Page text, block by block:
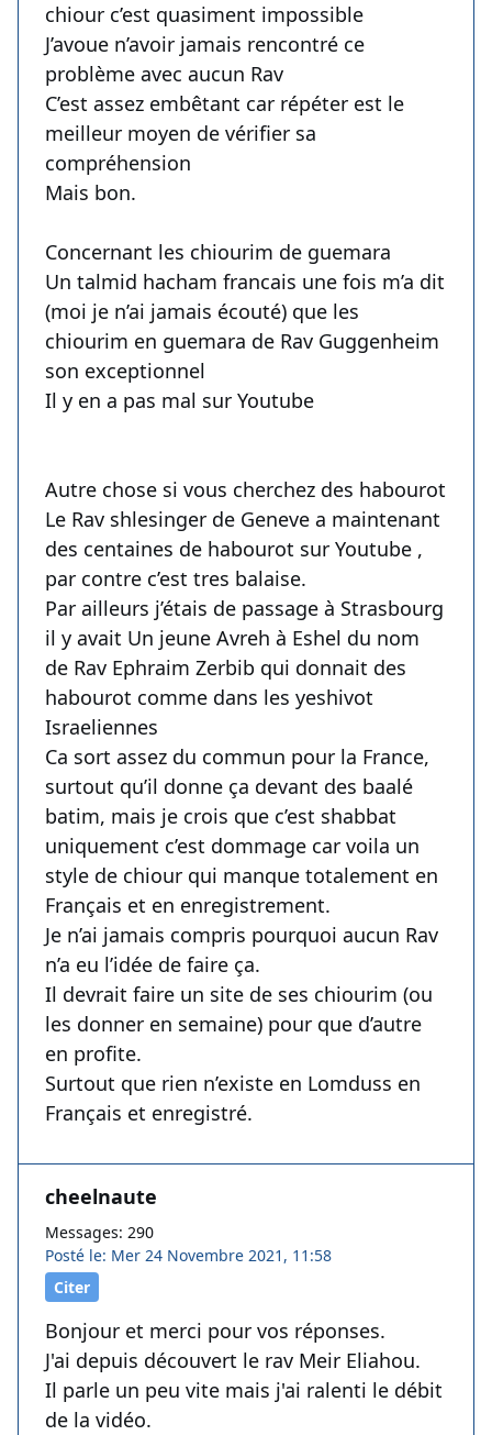
chiour c’est quasiment impossible
J’avoue n’avoir jamais rencontré ce
problème avec aucun Rav
C’est assez embêtant car répéter est le
meilleur moyen de vérifier sa
compréhension
Mais bon.
Concernant les chiourim de guemara
Un talmid hacham francais une fois m’a dit
(moi je n’ai jamais écouté) que les
chiourim en guemara de Rav Guggenheim
son exceptionnel
Il y en a pas mal sur Youtube
Autre chose si vous cherchez des habourot
Le Rav shlesinger de Geneve a maintenant
des centaines de habourot sur Youtube ,
par contre c’est tres balaise.
Par ailleurs j’étais de passage à Strasbourg
il y avait Un jeune Avreh à Eshel du nom
de Rav Ephraim Zerbib qui donnait des
habourot comme dans les yeshivot
Israeliennes
Ca sort assez du commun pour la France,
surtout qu’il donne ça devant des baalé
batim, mais je crois que c’est shabbat
uniquement c’est dommage car voila un
style de chiour qui manque totalement en
Français et en enregistrement.
Je n’ai jamais compris pourquoi aucun Rav
n’a eu l’idée de faire ça.
Il devrait faire un site de ses chiourim (ou
les donner en semaine) pour que d’autre
en profite.
Surtout que rien n’existe en Lomduss en
Français et enregistré.
cheelnaute
Messages: 290
Posté le: Mer 24 Novembre 2021, 11:58
Citer
Bonjour et merci pour vos réponses.
J'ai depuis découvert le rav Meir Eliahou.
Il parle un peu vite mais j'ai ralenti le débit
de la vidéo.